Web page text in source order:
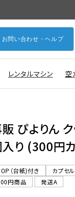
お問い合わせ・ヘルプ
レンタルマシン 空
ぴよりん
り (300円
（台紙)付き
カプセ
円商品
発送A